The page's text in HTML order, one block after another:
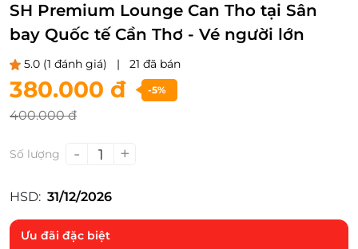
SH Premium Lounge Can Tho tại Sân
bay Quốc tế Cần Thơ - Vé người lớn
5.0 (1 đánh giá) | 21 đã bán
380.000 đ -5%
400.000 đ
Số lượng - 1 +
HSD: 31/12/2026
Ưu đãi đặc biệt